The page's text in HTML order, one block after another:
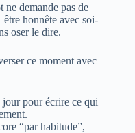
ne demande pas de
honnête avec soi-
oser le dire.
ce moment avec
jour pour écrire ce qui
“par habitude”,